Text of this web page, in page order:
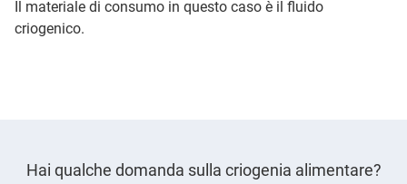
Il materiale di consumo in questo caso è il fluido
criogenico.
Hai qualche domanda sulla criogenia alimentare?